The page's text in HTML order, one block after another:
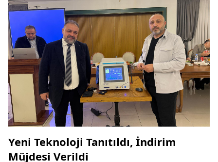
Yeni Teknoloji Tanıtıldı, İndirim
Müjdesi Verildi